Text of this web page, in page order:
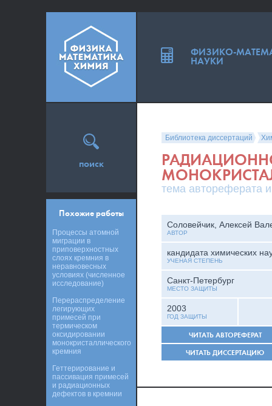
Библиотека диссертаций
тема автореферата
Соловейчик, Алексей
АВТОР
кандидата химических
УЧЕНАЯ СТЕПЕНЬ
Санкт-Петербург
МЕСТО ЗАЩИТЫ
2003
ГОД ЗАЩИТЫ
ЧИТАТЬ АВТОРЕФЕРАТ
ЧИТАТЬ ДИССЕРТАЦИЮ
поиск
Похожие работы
Процессы атомной
миграции в
приповерхностных
слоях кремния в
неравновесных
условиях (численное
исследование)
Перераспределение
легирующих
примесей при
термическом
оксидировании
монокристаллического
кремния
Геттерирование и
пассивация примесей
и радиационных
дефектов в кремнии
ФИЗИКО-
НАУКИ